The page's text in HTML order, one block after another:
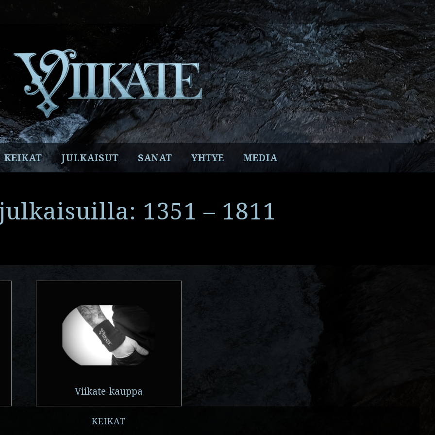
Instagram
Twitter
YouTube
Spotify
KEIKAT JULKAISUT SANAT YHTYE MEDIA
1351 – 1811
Viikate-kauppa
KEIKAT